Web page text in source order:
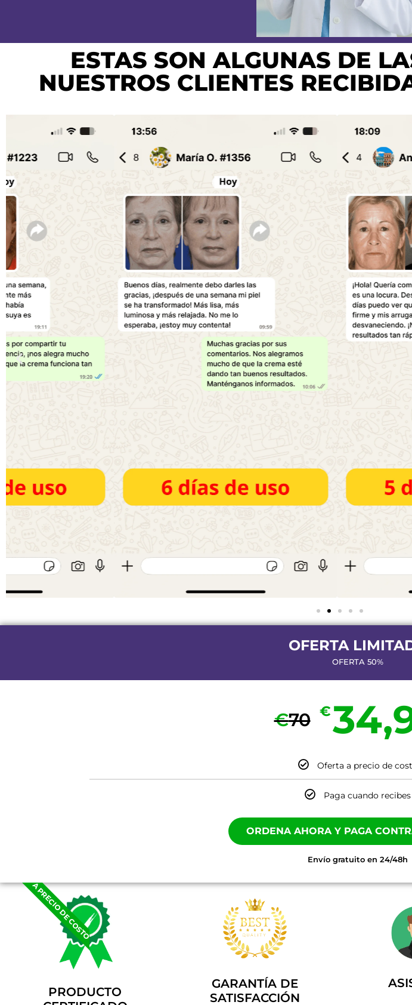
ESTAS SON ALGUNAS DE
NUESTROS CLIENTES
OFERTA
OFERTA 50%
€70 €
Oferta a precio de
Paga cuando recibes
ORDENA AHORA Y PAGA
Envío gratuito en 24/48h
A PRECIO DE COSTO
PRODUCTO
GARANTÍA DE
SATISFACCIÓN